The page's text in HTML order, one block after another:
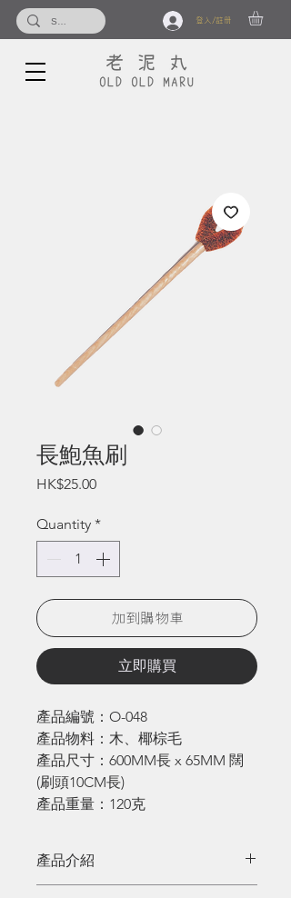
登入/註冊
長鮑魚刷
HK$25.00Price
Quantity *
加到購物車
立即購買
產品編號：O-048
產品物料：木、椰棕毛
產品尺寸：600MM長 x 65MM 闊
(刷頭10CM長)
產品重量：120克
產品介紹